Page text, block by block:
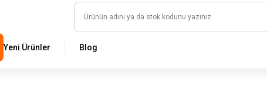
HAYAL ET -
Yeni Ürünler Blog